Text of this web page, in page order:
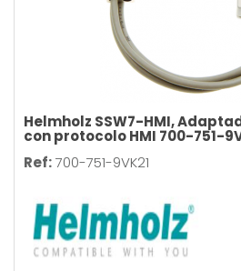
Helmholz SSW7-HMI,
con protocolo HMI 700-751-
Ref:700-751-9VK21